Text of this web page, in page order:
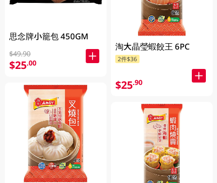
思念牌小籠包 450GM
$49.90
$25.00
淘大晶瑩蝦餃王 6PC
2件$36
$25.90